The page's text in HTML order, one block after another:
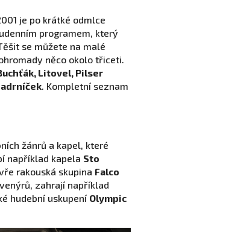
je po krátké odmlce
programem, který
se můžete na malé
něco okolo třiceti.
Litovel, Pilser
. Kompletní seznam
žánrů a kapel, které
například kapela Sto
rakouská skupina Falco
zahrají například
hudební uskupení Olympic